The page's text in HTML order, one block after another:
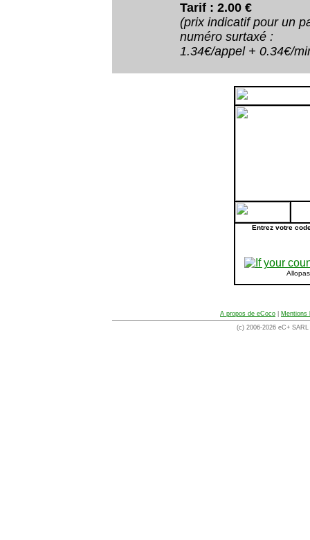
Tarif : 2.00 €
(prix indicatif pour un
numéro surtaxé :
1.34€/appel + 0.34€/
Entrez votre
A propos de eCoco
Mentions
(c) 2006-2026 eC+